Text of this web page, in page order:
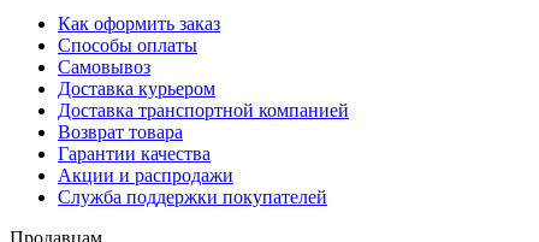
Как оформить заказ
Способы оплаты
Самовывоз
Доставка курьером
Доставка транспортной компанией
Возврат товара
Гарантии качества
Акции и распродажи
Служба поддержки покупателей
Продавцам